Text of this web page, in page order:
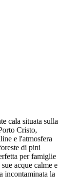
cala situata sulla
Cristo,
e l'atmosfera
di pini
per famiglie
acque calme e
incontaminata la